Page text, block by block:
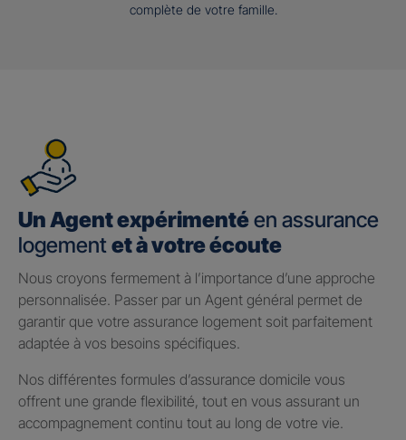
complète de votre famille.
Un Agent expérimentéen assurance
logement et à votre écoute
Nous croyons fermement à l’importance d’une approche
personnalisée. Passer par un Agent général permet de
garantir que votre assurance logement soit parfaitement
adaptée à vos besoins spécifiques.
Nos différentes formules d’assurance domicile vous
offrent une grande flexibilité, tout en vous assurant un
accompagnement continu tout au long de votre vie.